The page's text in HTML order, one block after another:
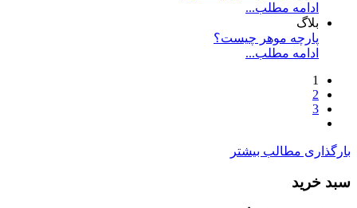
ادامه مطلب...
بلاگ
پارچه موهر چیست؟
ادامه مطلب...
1
2
3
بارگذاری مطالب بیشتر
سبد خرید